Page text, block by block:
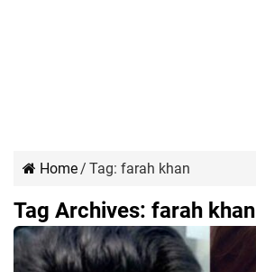
Home/ Tag: farah khan
Tag Archives: farah khan